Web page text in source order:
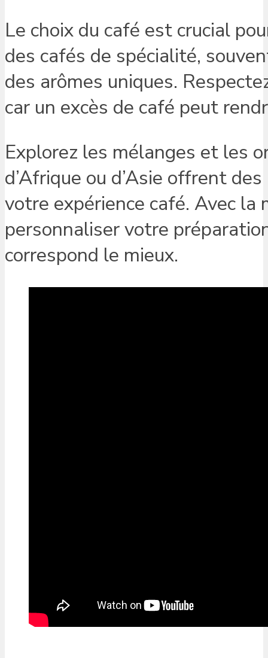
Le choix du café est crucial
des cafés de spécialité,
des arômes uniques.
car un excès de café peut
Explorez les mélanges et les
d’Afrique ou d’Asie offrent
votre expérience café. Avec
personnaliser votre
correspond le mieux.